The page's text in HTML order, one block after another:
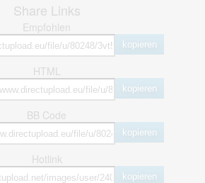
Share Links
Empfohlen
kopieren
HTML
kopieren
BB Code
kopieren
Hotlink
kopieren